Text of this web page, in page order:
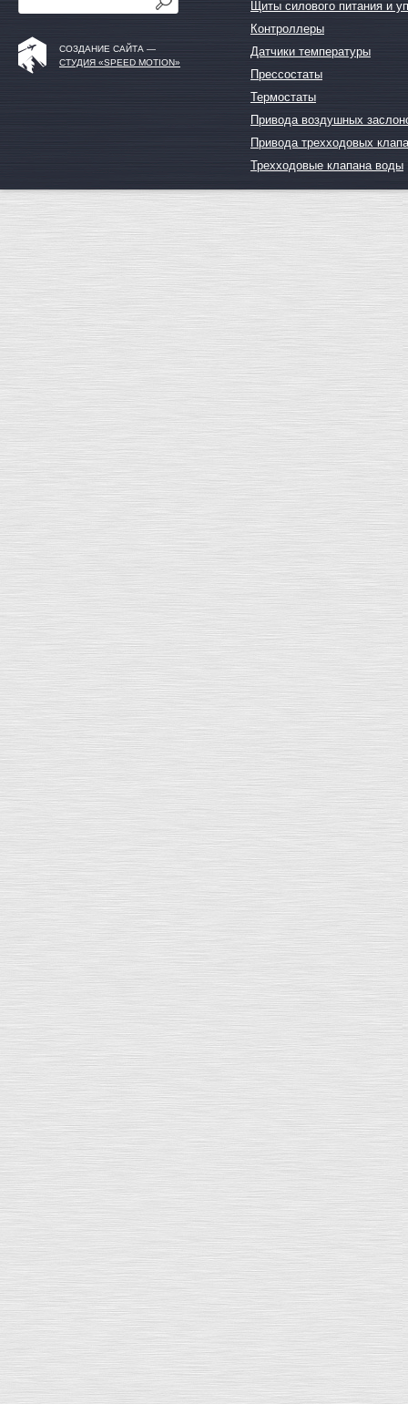
СОЗДАНИЕ САЙТА —
СТУДИЯ «SPEED MOTION»
Щиты силового питания и
Контроллеры
Датчики температуры
Прессостаты
Термостаты
Привода воздушных
Привода трехходовых
Трехходовые клапана воды